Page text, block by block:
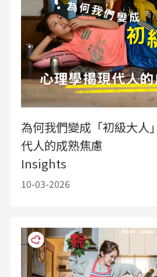
為何我們變成「初級大人
代人的成熟焦慮
Insights
10-03-2026